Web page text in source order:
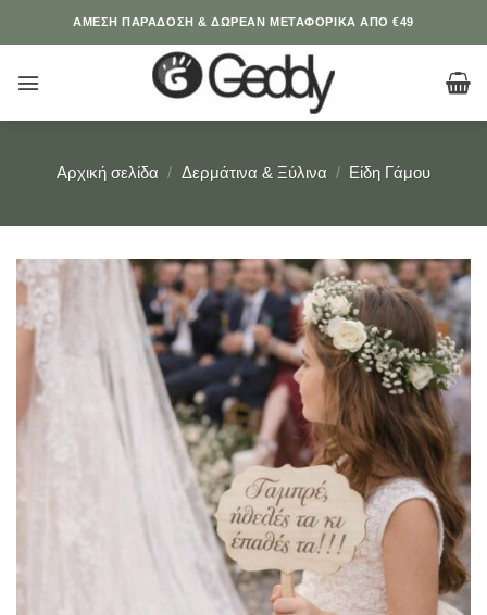
ΆΜΕΣΗ ΠΑΡΑΔΟΣΗ & ΔΩΡΕΑΝ ΜΕΤΑΦΟΡΙΚΑ ΑΠΟ €49
Αρχική σελίδα / Δερμάτινα & Ξύλινα / Είδη Γάμου